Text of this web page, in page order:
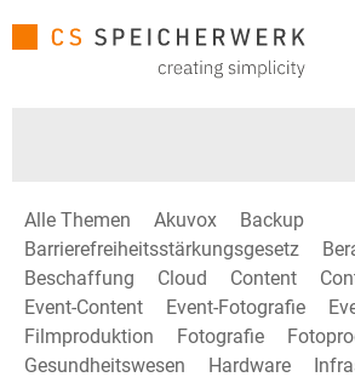
Alle Themen Akuvox
Backup
Barrierefreiheitsstärkungsgesetz
Beschaffung
Cloud Content
Event-Content
Event-Fotografie
Filmproduktion
Fotografie
Gesundheitswesen
Hardware